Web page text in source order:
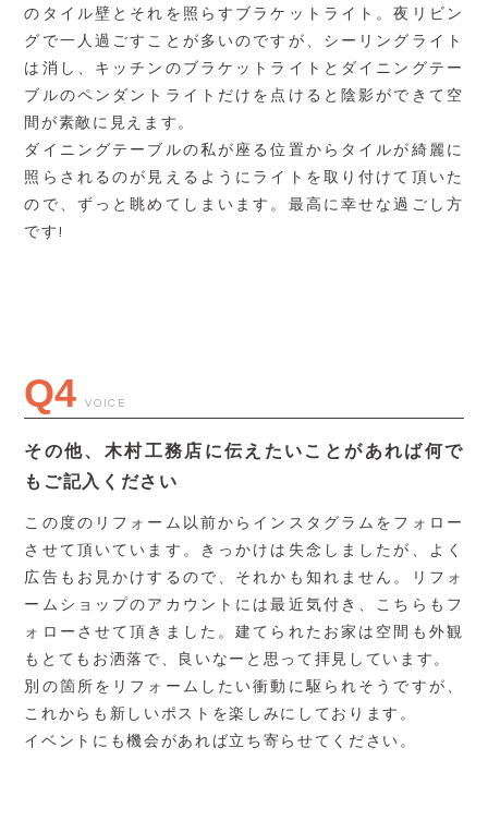
のタイル壁とそれを照らすブラケットライト。夜リビン
グで一人過ごすことが多いのですが、シーリングライト
は消し、キッチンのブラケットライトとダイニングテー
ブルのペンダントライトだけを点けると陰影ができて空
間が素敵に見えます。
ダイニングテーブルの私が座る位置からタイルが綺麗に
照らされるのが見えるようにライトを取り付けて頂いた
ので、ずっと眺めてしまいます。最高に幸せな過ごし方
です!
Q4 VOICE
その他、木村工務店に伝えたいことがあれば何で
もご記入ください
この度のリフォーム以前からインスタグラムをフォロー
させて頂いています。きっかけは失念しましたが、よく
広告もお見かけするので、それかも知れません。リフォ
ームショップのアカウントには最近気付き、こちらもフ
ォローさせて頂きました。建てられたお家は空間も外観
もとてもお洒落で、良いなーと思って拝見しています。
別の箇所をリフォームしたい衝動に駆られそうですが、
これからも新しいポストを楽しみにしております。
イベントにも機会があれば立ち寄らせてください。